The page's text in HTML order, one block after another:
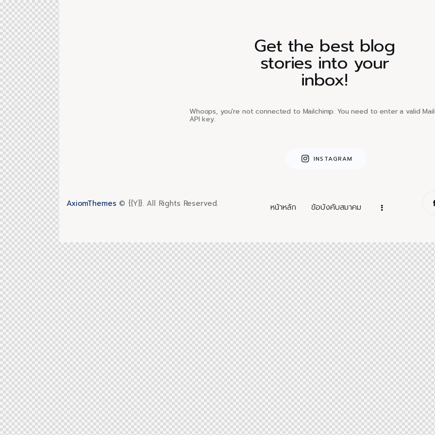
Get the best blog
stories into your
inbox!
Whoops, you're not connected to Mailchimp. You need to enter a valid
API key.
INSTAGRAM
AxiomThemes © {{Y}}. All Rights Reserved. หน้าหลัก ข้อบังคับสมาคม